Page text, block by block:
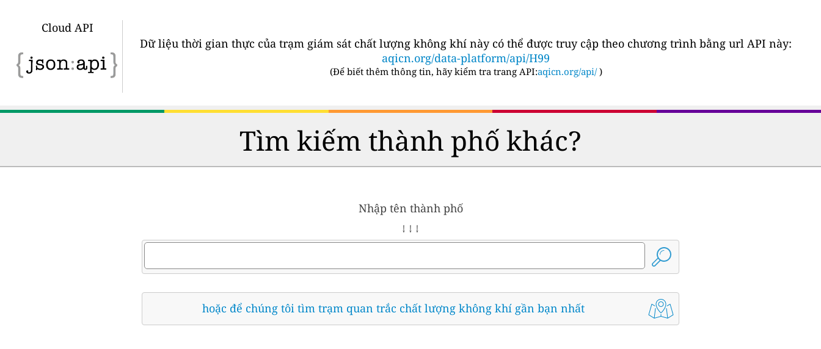
Cloud API
Dữ liệu thời gian thực của trạm giám sát chất lượng không khí này có thể được truy cập theo chương trình bằng url API này:
aqicn.org/data-platform/api/H99
(Để biết thêm thông tin, hãy kiểm tra trang API:aqicn.org/api/ )
Tìm kiếm thành phố khác?
Nhập tên thành phố
↓ ↓ ↓
hoặc để chúng tôi tìm trạm quan trắc chất lượng không khí gần bạn nhất